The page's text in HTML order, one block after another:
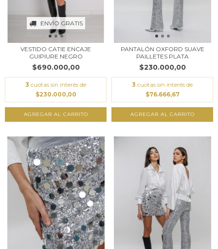
ENVÍO GRATIS
VESTIDO CATIE ENCAJE
GUIPIURE NEGRO
$690.000,00
3 cuotas sin interés de
$230.000,00
AGREGAR AL CARRITO
PANTALÓN OXFORD SUAVE
PAILLETES PLATA
$230.000,00
3 cuotas sin interés de
$76.666,67
AGREGAR AL CARRITO